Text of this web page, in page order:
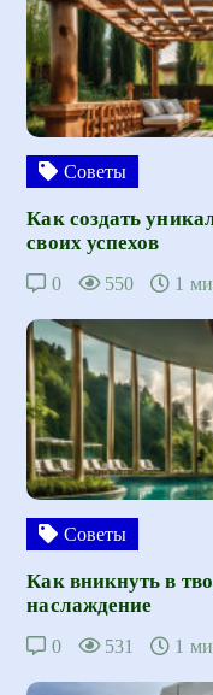
Советы
Как создать
своих успехов
0 550 1
Советы
Как вникнуть в
наслаждение
0 531 1